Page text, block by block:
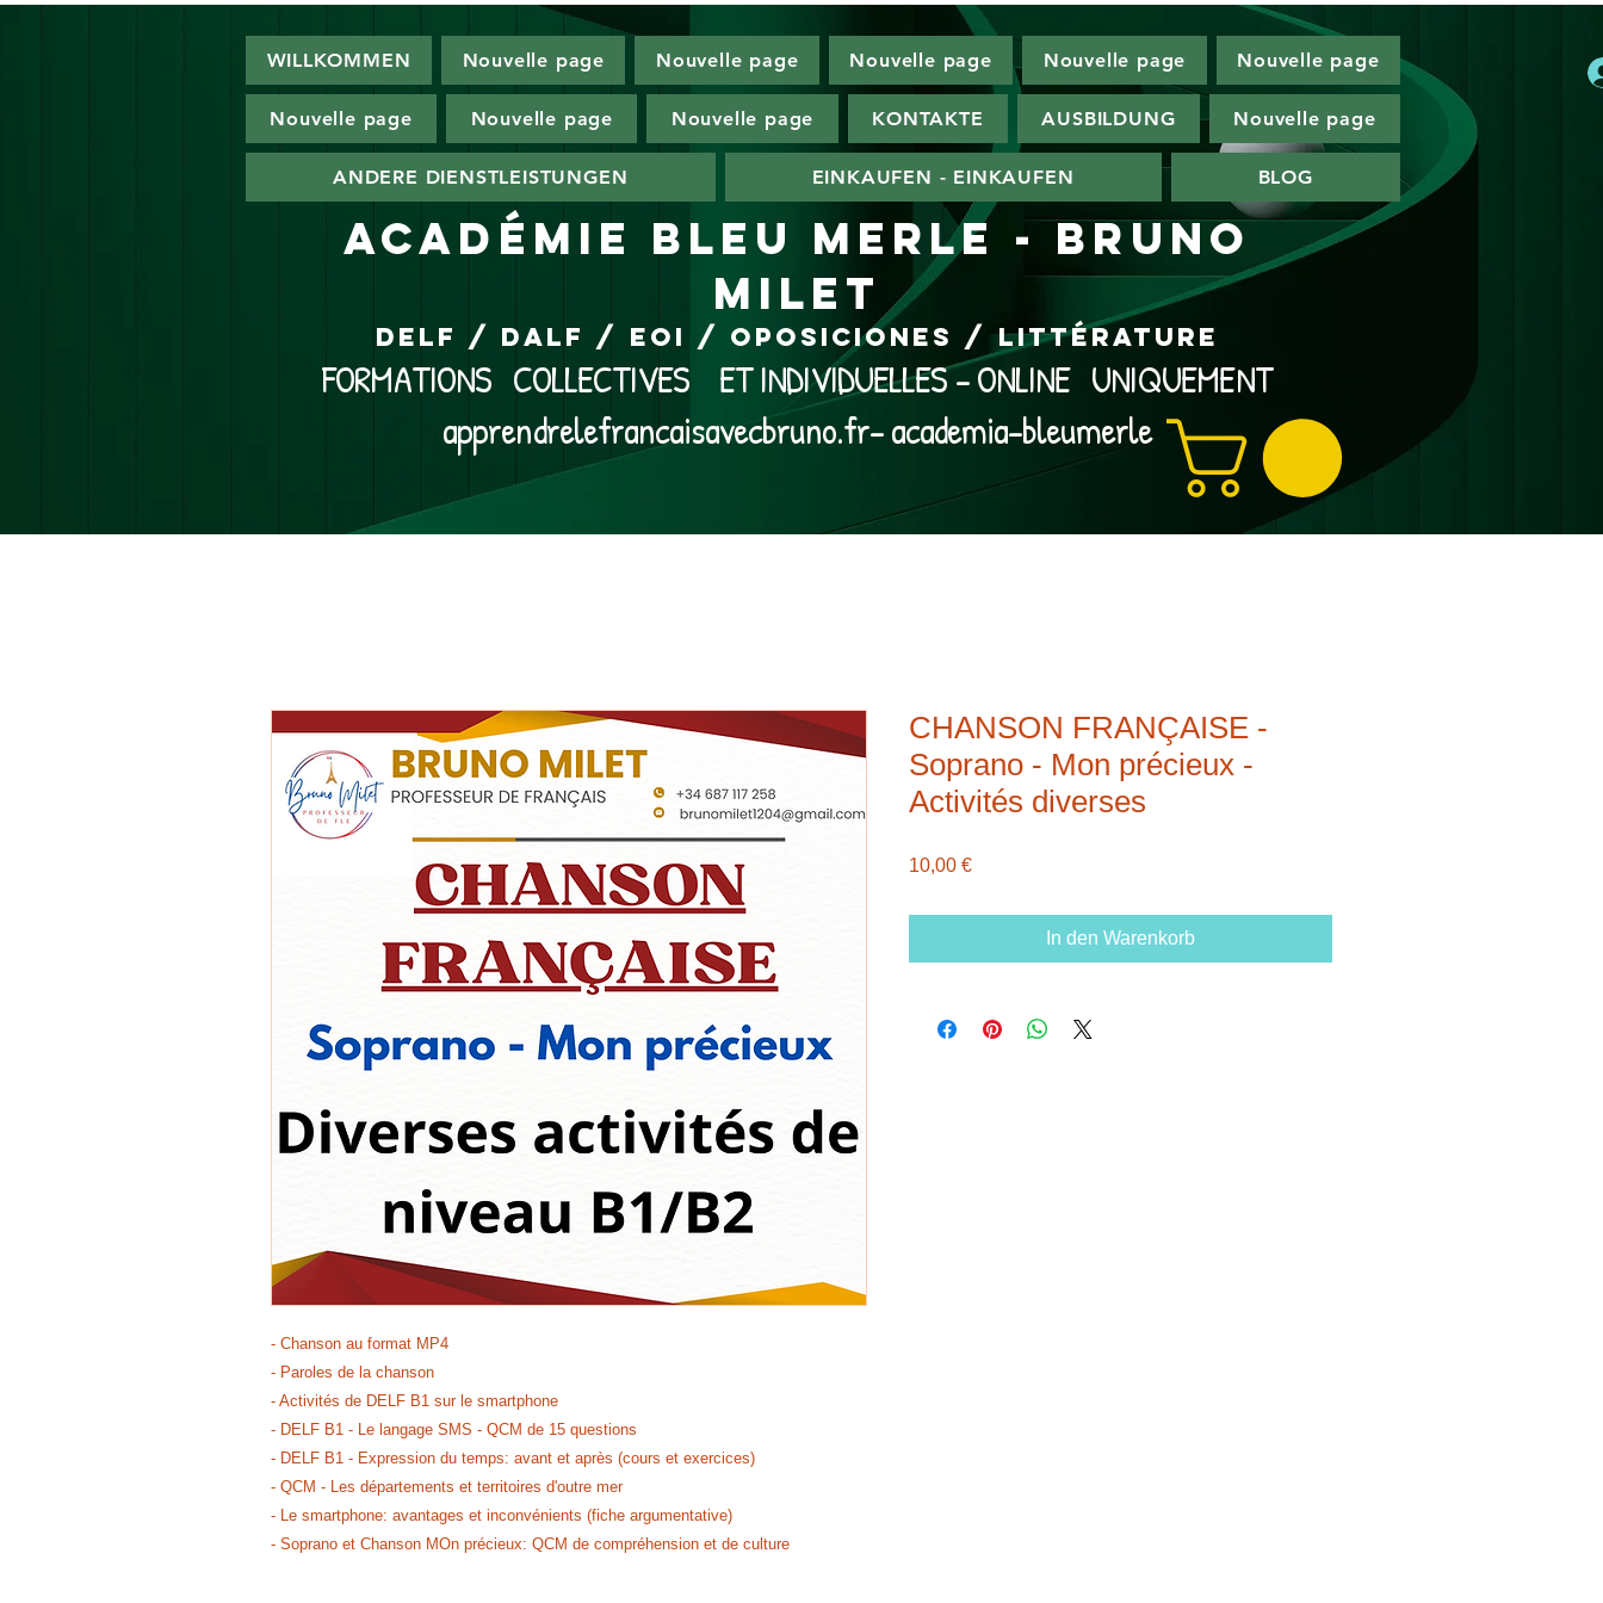
WILLKOMMEN Nouvelle page Nouvelle page Nouvelle page Nouvelle page Nouvelle page
Nouvelle page Nouvelle page Nouvelle page KONTAKTE AUSBILDUNG Nouvelle page
ANDERE DIENSTLEISTUNGEN EINKAUFEN - EINKAUFEN BLOG
ACADÉMIE BLEU MERLE - Bruno
MILET
DELF / DALF / EOI / Oposiciones / Littérature
FORMATIONS COLLECTIVES ET INDIVIDUELLES - ONLINE UNIQUEMENT
apprendrelefrancaisavecbruno.fr- academia-bleumerle
- Chanson au format MP4
- Paroles de la chanson
- Activités de DELF B1 sur le smartphone
- DELF B1 - Le langage SMS - QCM de 15 questions
- DELF B1 - Expression du temps: avant et après (cours et exercices)
- QCM - Les départements et territoires d'outre mer
- Le smartphone: avantages et inconvénients (fiche argumentative)
- Soprano et Chanson MOn précieux: QCM de compréhension et de culture
CHANSON FRANÇAISE -
Soprano - Mon précieux -
Activités diverses
10,00 €Preis
In den Warenkorb